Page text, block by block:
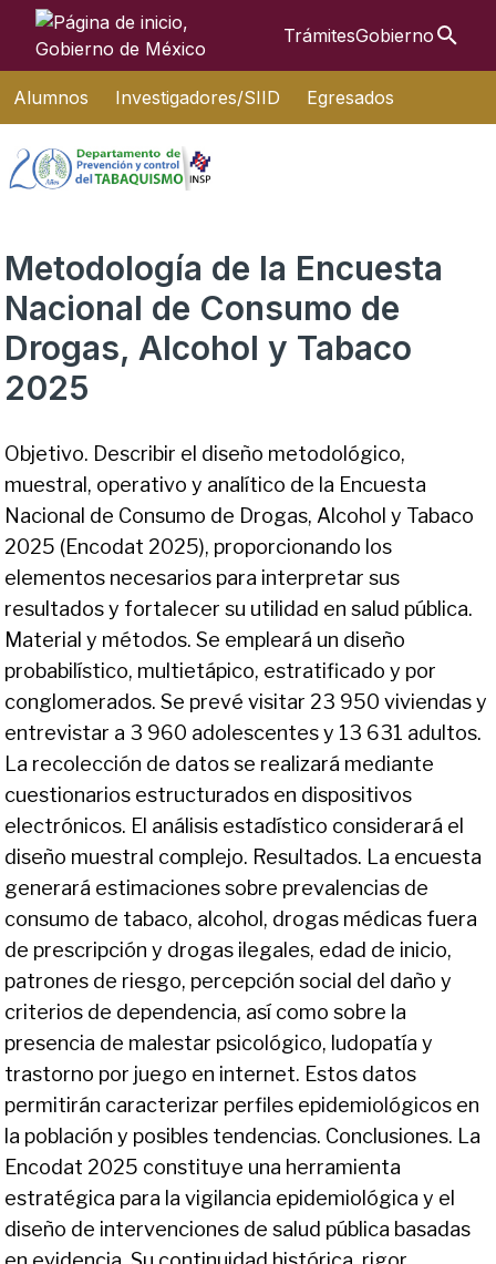
Interruptor de Navegación
TrámitesGobierno
Alumnos Investigadores/SIID Egresados
Metodología de la Encuesta
Nacional de Consumo de
Drogas, Alcohol y Tabaco
2025
Objetivo. Describir el diseño metodológico,
muestral, operativo y analítico de la Encuesta
Nacional de Consumo de Drogas, Alcohol y Tabaco
2025 (Encodat 2025), proporcionando los
elementos necesarios para interpretar sus
resultados y fortalecer su utilidad en salud pública.
Material y métodos. Se empleará un diseño
probabilístico, multietápico, estratificado y por
conglomerados. Se prevé visitar 23 950 viviendas y
entrevistar a 3 960 adolescentes y 13 631 adultos.
La recolección de datos se realizará mediante
cuestionarios estructurados en dispositivos
electrónicos. El análisis estadístico considerará el
diseño muestral complejo. Resultados. La encuesta
generará estimaciones sobre prevalencias de
consumo de tabaco, alcohol, drogas médicas fuera
de prescripción y drogas ilegales, edad de inicio,
patrones de riesgo, percepción social del daño y
criterios de dependencia, así como sobre la
presencia de malestar psicológico, ludopatía y
trastorno por juego en internet. Estos datos
permitirán caracterizar perfiles epidemiológicos en
la población y posibles tendencias. Conclusiones. La
Encodat 2025 constituye una herramienta
estratégica para la vigilancia epidemiológica y el
diseño de intervenciones de salud pública basadas